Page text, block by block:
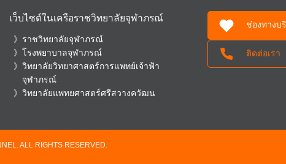
เว็บไซต์ในเครือราชวิทยาลัยจุฬาภรณ์
ราชวิทยาลัยจุฬาภรณ์
โรงพยาบาลจุฬาภรณ์
วิทยาลัยวิทยาศาสตร์การแพทย์เจ้าฟ้า
จุฬาภรณ์
วิทยาลัยแพทยศาสตร์ศรีสวางควัฒน
ช่องทางบ
ติดต่อเรา
ALL RIGHTS RESERVED.